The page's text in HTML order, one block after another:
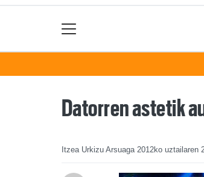
Datorren astetik
Itzea Urkizu Arsuaga 2012ko uztailaren